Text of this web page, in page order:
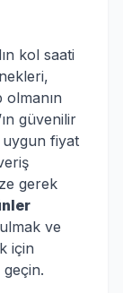
kol saati
güvenilir
uygun fiyat
gerek
ve
için